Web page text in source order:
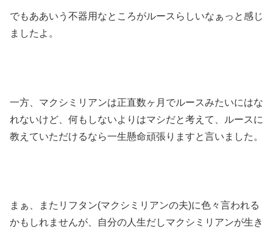
でもああいう不器用なところがルースらしいなぁっと感じ
ましたよ。
一方、マクシミリアンは正直数ヶ月でルースみたいにはな
れないけど、何もしないよりはマシだと考えて、ルースに
教えていただけるなら一生懸命頑張りますと言いました。
まぁ、またリフタン(マクシミリアンの夫)に色々言われる
かもしれませんが、自分の人生だしマクシミリアンが生き